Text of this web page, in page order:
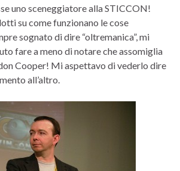
uno sceneggiatore alla STICCON!
su come funzionano le cose
sognato di dire “oltremanica”, mi
fare a meno di notare che assomiglia
Cooper! Mi aspettavo di vederlo dire
all’altro.